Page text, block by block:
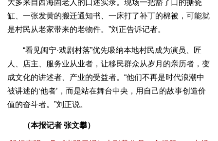
大多来自西海固老人的口述实录。现场一把豁了口的搪瓷
缸、一张发黄的搬迁通知书、一床打了补丁的棉被，可能就
是村民从老家带来的老物件。”刘正告诉记者。
“看见闽宁·戏剧村落”优先吸纳本地村民成为演员、匠
人、店主、服务业从业者，让移民群众从岁月的亲历者，变
成文化的讲述者、产业的受益者。“他们不再是时代浪潮中
被讲述的‘他者’，而是站在舞台中央，用自己的故事创造价
值的奋斗者。”刘正说。
（本报记者 张文攀）